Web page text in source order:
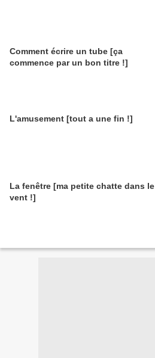
Comment écrire un tube [ça
commence par un bon titre !]
L'amusement [tout a une fin !]
La fenêtre [ma petite chatte dans le
vent !]